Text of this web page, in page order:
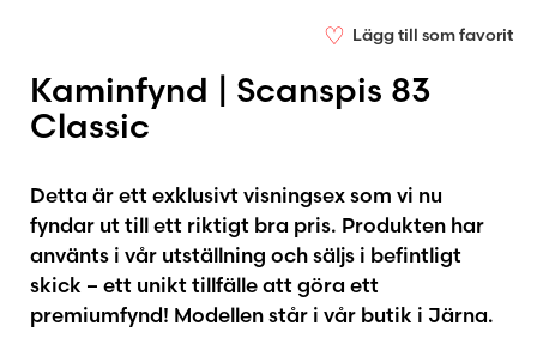
♡ Lägg till som favorit
Kaminfynd | Scanspis 83
Classic
Detta är ett exklusivt visningsex som vi nu
fyndar ut till ett riktigt bra pris. Produkten har
använts i vår utställning och säljs i befintligt
skick – ett unikt tillfälle att göra ett
premiumfynd! Modellen står i vår butik i Järna.